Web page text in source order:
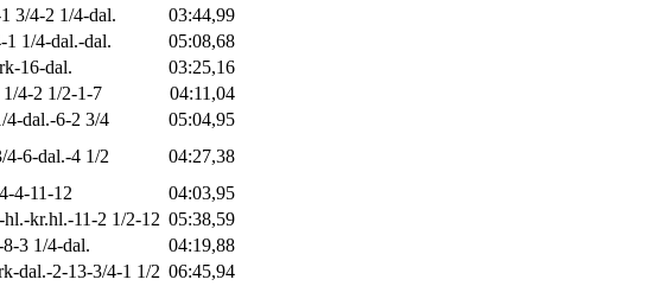
3/4-2 1/4-dal.
03:44,99
1/4-dal.-dal.
05:08,68
16-dal.
03:25,16
4-2 1/2-1-7
04:11,04
4-dal.-6-2 3/4
05:04,95
4-6-dal.-4 1/2
04:27,38
4-11-12
04:03,95
kr.hl.-11-2 1/2-12 05:38,59
3 1/4-dal.
04:19,88
dal.-2-13-3/4-1 1/2 06:45,94